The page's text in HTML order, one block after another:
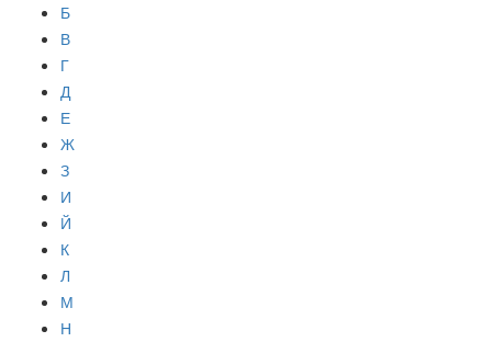
Б
В
Г
Д
Е
Ж
З
И
Й
К
Л
М
Н